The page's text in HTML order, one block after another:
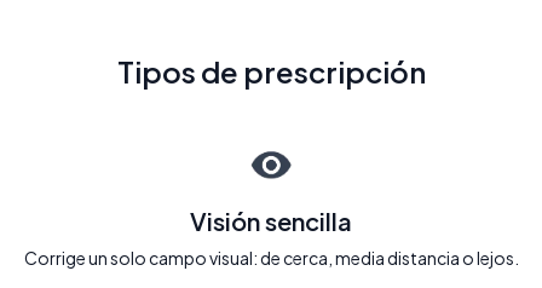
Tipos de prescripción
Visión sencilla
Corrige un solo campo visual: de cerca, media distancia o lejos.